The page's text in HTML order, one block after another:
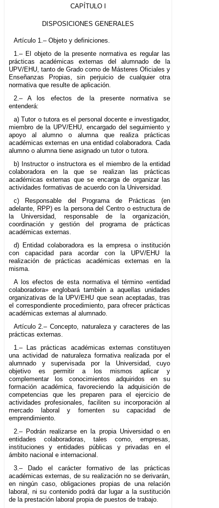
CAPÍTULO I
DISPOSICIONES GENERALES
Artículo 1.– Objeto y definiciones.
1.– El objeto de la presente normativa es regular las
prácticas académicas externas del alumnado de la
UPV/EHU, tanto de Grado como de Másteres Oficiales y
Enseñanzas Propias, sin perjuicio de cualquier otra
normativa que resulte de aplicación.
2.– A los efectos de la presente normativa se
entenderá:
a) Tutor o tutora es el personal docente e investigador,
miembro de la UPV/EHU, encargado del seguimiento y
apoyo al alumno o alumna que realiza prácticas
académicas externas en una entidad colaboradora. Cada
alumno o alumna tiene asignado un tutor o tutora.
b) Instructor o instructora es el miembro de la entidad
colaboradora en la que se realizan las prácticas
académicas externas que se encarga de organizar las
actividades formativas de acuerdo con la Universidad.
c) Responsable del Programa de Prácticas (en
adelante, RPP) es la persona del Centro o estructura de
la Universidad, responsable de la organización,
coordinación y gestión del programa de prácticas
académicas externas.
d) Entidad colaboradora es la empresa o institución
con capacidad para acordar con la UPV/EHU la
realización de prácticas académicas externas en la
misma.
A los efectos de esta normativa el término «entidad
colaboradora» englobará también a aquellas unidades
organizativas de la UPV/EHU que sean aceptadas, tras
el correspondiente procedimiento, para ofrecer prácticas
académicas externas al alumnado.
Artículo 2.– Concepto, naturaleza y caracteres de las
prácticas externas.
1.– Las prácticas académicas externas constituyen
una actividad de naturaleza formativa realizada por el
alumnado y supervisada por la Universidad, cuyo
objetivo es permitir a los mismos aplicar y
complementar los conocimientos adquiridos en su
formación académica, favoreciendo la adquisición de
competencias que les preparen para el ejercicio de
actividades profesionales, faciliten su incorporación al
mercado laboral y fomenten su capacidad de
emprendimiento.
2.– Podrán realizarse en la propia Universidad o en
entidades colaboradoras, tales como, empresas,
instituciones y entidades públicas y privadas en el
ámbito nacional e internacional.
3.– Dado el carácter formativo de las prácticas
académicas externas, de su realización no se derivarán,
en ningún caso, obligaciones propias de una relación
laboral, ni su contenido podrá dar lugar a la sustitución
de la prestación laboral propia de puestos de trabajo.